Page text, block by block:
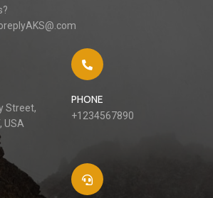
Street,
USA
PHONE
+1234567890